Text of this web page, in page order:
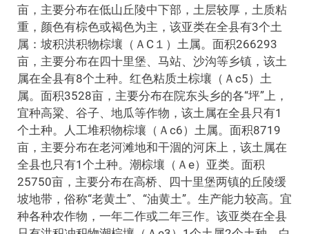
亩，主要分布在低山丘陵中下部，土层较厚，土质粘
重，颜色有棕色或褐色为主，该亚类在全县有3个土
属：坡积洪积物棕壤（ＡC１）土属。面积266293
亩，主要分布在四十里堡、马站、沙沟等乡镇，该土
属在全县有8个土种。红色粘质土棕壤（Ａc5）土
属。面积3528亩，主要分布在院东头乡的各“坪”上，
宜种高粱、谷子、地瓜等作物，该土属在全县只有1
个土种。人工堆积物棕壤（Ａc6）土属。面积8719
亩，主要分布在老河滩地和干涸的河床上，该土属在
全县也只有1个土种。潮棕壤（Ａe）亚类。面积
25750亩，主要分布在高桥、四十里堡两镇的丘陵缓
坡地带，俗称“老黄土”、“油黄土”。生产能力较高。宜
种各种农作物，一年二作或二年三作。该亚类在全县